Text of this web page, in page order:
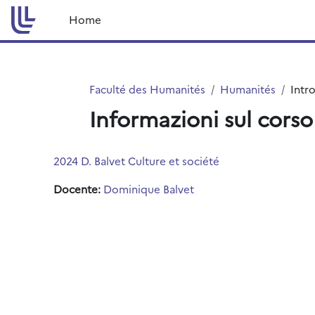
Vai al contenuto principale
Home
Faculté des Humanités Humanités
Informazioni sul corso
2024 D. Balvet Culture et société
Docente: Dominique Balvet